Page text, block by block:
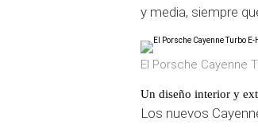
y media, siempre
El Porsche Cayenne
Un diseño interior y
Los nuevos